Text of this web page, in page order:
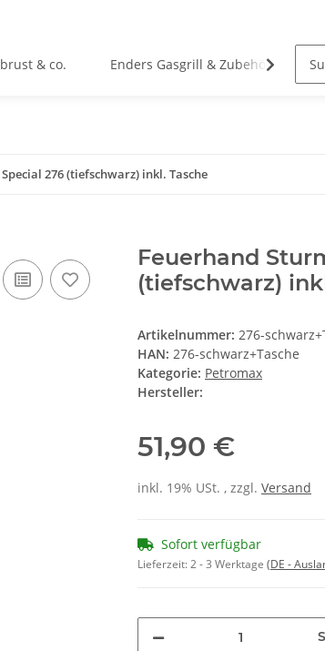
& co. Enders Gasgrill & Zubehör
276 (tiefschwarz) inkl. Tasche
Feuerhand
(tiefschwarz)
Artikelnummer: 276-
HAN: 276-schwarz+Tasche
Kategorie: Petromax
Hersteller:
51,90 €
inkl. 19% USt. , zzgl. Versand
Sofort verfügbar
Lieferzeit:2 - 3 Werktage (DE -